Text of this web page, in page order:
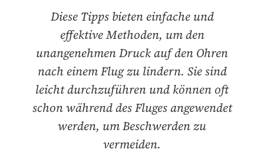
Diese Tipps bieten einfache und
effektive Methoden, um den
unangenehmen Druck auf den Ohren
nach einem Flug zu lindern. Sie sind
leicht durchzuführen und können oft
schon während des Fluges angewendet
werden, um Beschwerden zu
vermeiden.